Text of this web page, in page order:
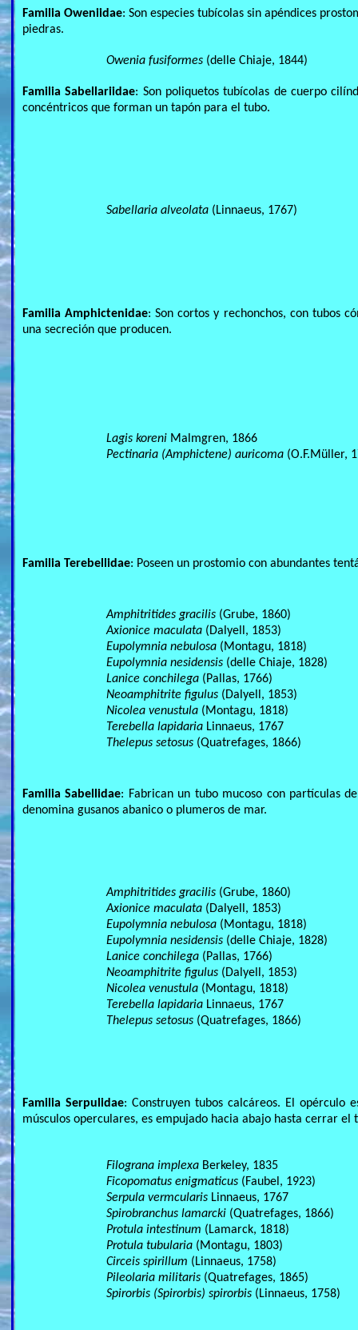
Familia Oweniidae: Son especies tubícolas sin apéndices
piedras.
Owenia fusiformes (delle Chiaje, 1844)
Familia Sabellariidae: Son poliquetos tubícolas de cuerpo
concéntricos que forman un tapón para el tubo.
Sabellaria alveolata (Linnaeus, 1767)
Familia Amphictenidae: Son cortos y rechonchos, con tubos
una secreción que producen.
Lagis koreni Malmgren, 1866
Pectinaria (Amphictene) auricoma (O.F.Müller,
Familia Terebellidae: Poseen un prostomio con abundantes
Amphitritides gracilis (Grube, 1860)
Axionice maculata (Dalyell, 1853)
Eupolymnia nebulosa (Montagu, 1818)
Eupolymnia nesidensis (delle Chiaje, 1828)
Lanice conchilega (Pallas, 1766)
Neoamphitrite figulus (Dalyell, 1853)
Nicolea venustula (Montagu, 1818)
Terebella lapidaria Linnaeus, 1767
Thelepus setosus (Quatrefages, 1866)
Familia Sabellidae: Fabrican un tubo mucoso con partículas
denomina gusanos abanico o plumeros de mar.
Amphitritides gracilis (Grube, 1860)
Axionice maculata (Dalyell, 1853)
Eupolymnia nebulosa (Montagu, 1818)
Eupolymnia nesidensis (delle Chiaje, 1828)
Lanice conchilega (Pallas, 1766)
Neoamphitrite figulus (Dalyell, 1853)
Nicolea venustula (Montagu, 1818)
Terebella lapidaria Linnaeus, 1767
Thelepus setosus (Quatrefages, 1866)
Familia Serpulidae: Construyen tubos calcáreos. El
músculos operculares, es empujado hacia abajo hasta cerrar el
Filograna implexa Berkeley, 1835
Ficopomatus enigmaticus (Faubel, 1923)
Serpula vermcularis Linnaeus, 1767
Spirobranchus lamarcki (Quatrefages, 1866)
Protula intestinum (Lamarck, 1818)
Protula tubularia (Montagu, 1803)
Circeis spirillum (Linnaeus, 1758)
Pileolaria militaris (Quatrefages, 1865)
Spirorbis (Spirorbis) spirorbis (Linnaeus, 1758)